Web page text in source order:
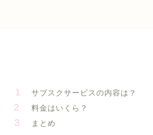
サブスクサービスの内容は？
料金はいくら？
まとめ